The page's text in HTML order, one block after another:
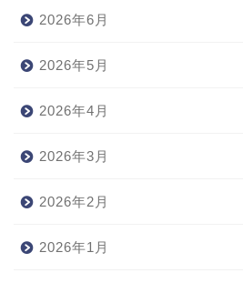
2026年6月
2026年5月
2026年4月
2026年3月
2026年2月
2026年1月